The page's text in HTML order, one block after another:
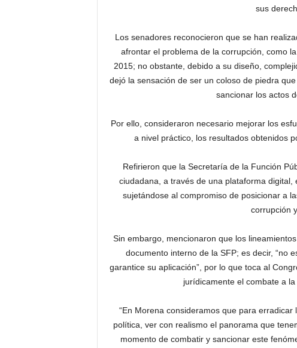
sus
Los senadores reconocieron que se han
afrontar el problema de la corrupción, como
2015; no obstante, debido a su diseño,
dejó la sensación de ser un coloso de piedra
sancionar los actos
Por ello, consideraron necesario mejorar los
a nivel práctico, los resultados obtenidos
Refirieron que la Secretaría de la Función
ciudadana, a través de una plataforma
sujetándose al compromiso de posicionar a
corrupción
Sin embargo, mencionaron que los
documento interno de la SFP; es decir, “no
garantice su aplicación”, por lo que toca al
jurídicamente el combate a
“En Morena consideramos que para
política, ver con realismo el panorama que
momento de combatir y sancionar este